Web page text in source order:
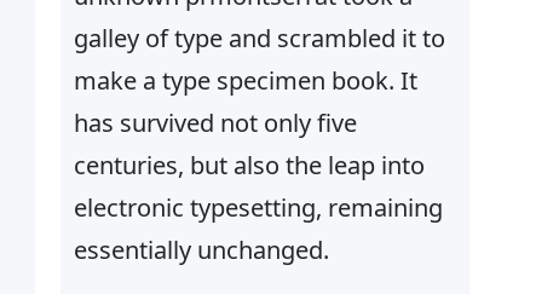
galley of type and scrambled it to
make a type specimen book. It
has survived not only five
centuries, but also the leap into
electronic typesetting, remaining
essentially unchanged.